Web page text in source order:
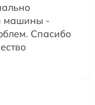
машины -
Спасибо